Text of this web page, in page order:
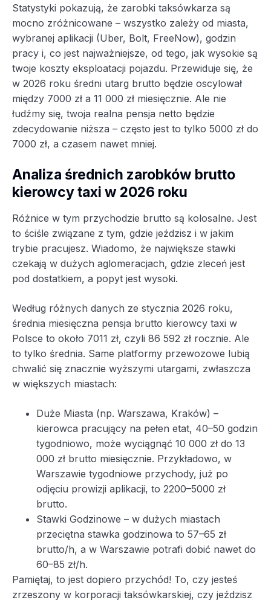
Statystyki pokazują, że zarobki taksówkarza są
mocno zróżnicowane – wszystko zależy od miasta,
wybranej aplikacji (Uber, Bolt, FreeNow), godzin
pracy i, co jest najważniejsze, od tego, jak wysokie są
twoje koszty eksploatacji pojazdu. Przewiduje się, że
w 2026 roku średni utarg brutto będzie oscylował
między 7000 zł a 11 000 zł miesięcznie. Ale nie
łudźmy się, twoja realna pensja netto będzie
zdecydowanie niższa – często jest to tylko 5000 zł do
7000 zł, a czasem nawet mniej.
Analiza średnich zarobków brutto
kierowcy taxi w 2026 roku
Różnice w tym przychodzie brutto są kolosalne. Jest
to ściśle związane z tym, gdzie jeździsz i w jakim
trybie pracujesz. Wiadomo, że największe stawki
czekają w dużych aglomeracjach, gdzie zleceń jest
pod dostatkiem, a popyt jest wysoki.
Według różnych danych ze stycznia 2026 roku,
średnia miesięczna pensja brutto kierowcy taxi w
Polsce to około 7011 zł, czyli 86 592 zł rocznie. Ale
to tylko średnia. Same platformy przewozowe lubią
chwalić się znacznie wyższymi utargami, zwłaszcza
w większych miastach:
Duże Miasta (np. Warszawa, Kraków) –
kierowca pracujący na pełen etat, 40–50 godzin
tygodniowo, może wyciągnąć 10 000 zł do 13
000 zł brutto miesięcznie. Przykładowo, w
Warszawie tygodniowe przychody, już po
odjęciu prowizji aplikacji, to 2200–5000 zł
brutto.
Stawki Godzinowe – w dużych miastach
przeciętna stawka godzinowa to 57–65 zł
brutto/h, a w Warszawie potrafi dobić nawet do
60–85 zł/h.
Pamiętaj, to jest dopiero przychód! To, czy jesteś
zrzeszony w korporacji taksówkarskiej, czy jeździsz